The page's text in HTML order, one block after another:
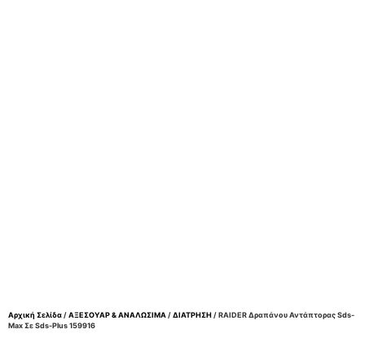
Αρχική Σελίδα/ΑΞΕΣΟΥΑΡ & ΑΝΑΛΩΣΙΜΑ /ΔΙΑΤΡΗΣΗ/ RAIDER Δραπάνου Αντάπτορας Sds-
Max Σε Sds-Plus 159916